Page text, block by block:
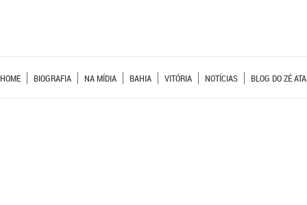
HOME BIOGRAFIA NA MÍDIA BAHIA VITÓRIA NOTÍCIAS BLOG DO ZÉ